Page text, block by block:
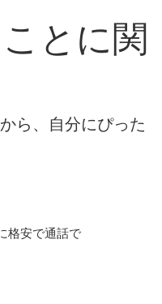
とに関
ら、自分にぴった
格安で通話で